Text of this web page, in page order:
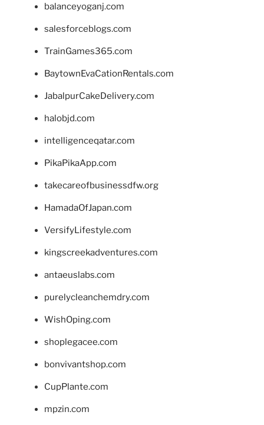
balanceyoganj.com
salesforceblogs.com
TrainGames365.com
BaytownEvaCationRentals.com
JabalpurCakeDelivery.com
halobjd.com
intelligenceqatar.com
PikaPikaApp.com
takecareofbusinessdfw.org
HamadaOfJapan.com
VersifyLifestyle.com
kingscreekadventures.com
antaeuslabs.com
purelycleanchemdry.com
WishOping.com
shoplegacee.com
bonvivantshop.com
CupPlante.com
mpzin.com